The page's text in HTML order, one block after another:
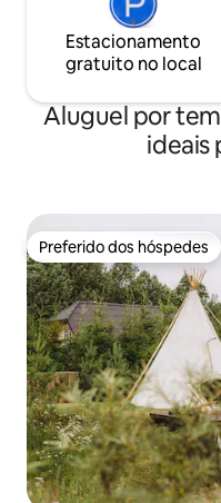
Estacionamento
gratuito no local
Aluguel por
ideais
Preferido dos hóspedes
Preferido dos hóspedes